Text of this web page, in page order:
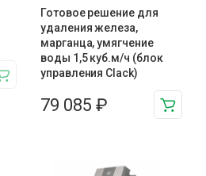
Готовое решение для
удаления железа,
марганца, умягчение
воды 1,5 куб.м/ч (блок
управления Clack)
79 085 ₽